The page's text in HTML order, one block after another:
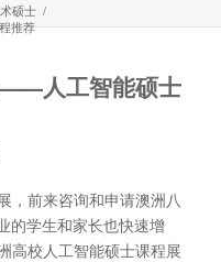
硕士 /
推荐
人工智能硕士
，前来咨询和申请澳洲八
的学生和家长也快速增
高校人工智能硕士课程展